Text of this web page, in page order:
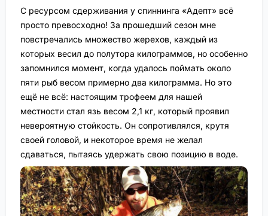
С ресурсом сдерживания у спиннинга «Адепт» всё
просто превосходно! За прошедший сезон мне
повстречались множество жерехов, каждый из
которых весил до полутора килограммов, но особенно
запомнился момент, когда удалось поймать около
пяти рыб весом примерно два килограмма. Но это
ещё не всё: настоящим трофеем для нашей
местности стал язь весом 2,1 кг, который проявил
невероятную стойкость. Он сопротивлялся, крутя
своей головой, и некоторое время не желал
сдаваться, пытаясь удержать свою позицию в воде.